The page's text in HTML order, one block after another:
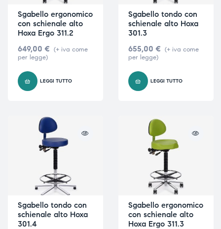
Sgabello ergonomico
con schienale alto
Hoxa Ergo 311.2
649,00 € (+ iva come
per legge)
LEGGI TUTTO
Sgabello tondo con
schienale alto Hoxa
301.3
655,00 € (+ iva come
per legge)
LEGGI TUTTO
Sgabello tondo con
schienale alto Hoxa
301.4
Sgabello ergonomico
con schienale alto
Hoxa Ergo 311.3